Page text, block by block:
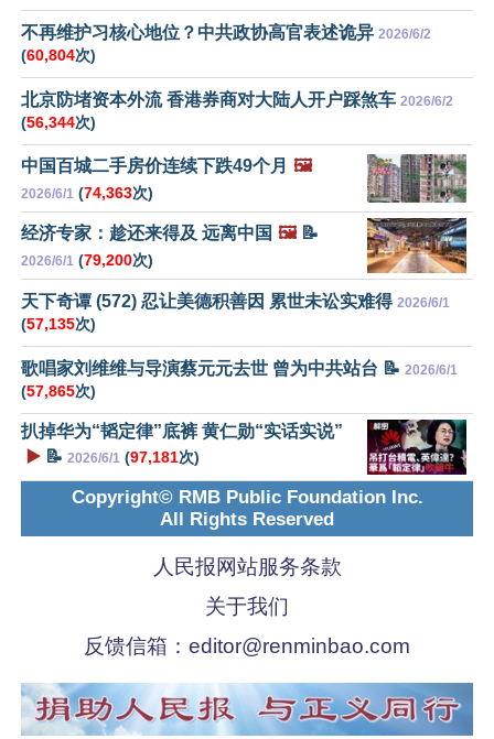
不再维护习核心地位？中共政协高官表述诡异 2026/6/2
(60,804次)
北京防堵资本外流 香港券商对大陆人开户踩煞车 2026/6/2
(56,344次)
中国百城二手房价连续下跌49个月 🖼️
2026/6/1 (74,363次)
经济专家：趁还来得及 远离中国 🖼️📝
2026/6/1 (79,200次)
天下奇谭 (572) 忍让美德积善因 累世未讼实难得 2026/6/1
(57,135次)
歌唱家刘维维与导演蔡元元去世 曾为中共站台 📝 2026/6/1
(57,865次)
扒掉华为“韬定律”底裤 黄仁勋“实话实说”
▶️ 📝 2026/6/1 (97,181次)
Copyright© RMB Public Foundation Inc.
All Rights Reserved
人民报网站服务条款
关于我们
反馈信箱： editor@renminbao.com